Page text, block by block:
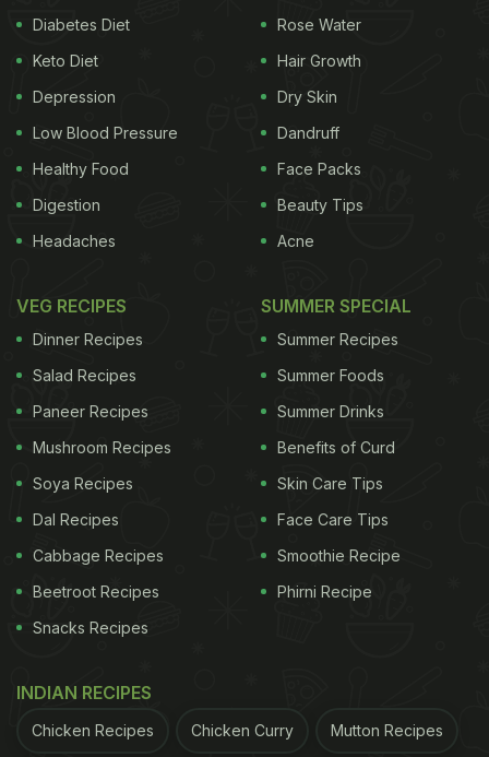
Diabetes Diet
Keto Diet
Depression
Low Blood Pressure
Healthy Food
Digestion
Headaches
Rose Water
Hair Growth
Dry Skin
Dandruff
Face Packs
Beauty Tips
Acne
VEG RECIPES
Dinner Recipes
Salad Recipes
Paneer Recipes
Mushroom Recipes
Soya Recipes
Dal Recipes
Cabbage Recipes
Beetroot Recipes
Snacks Recipes
SUMMER SPECIAL
Summer Recipes
Summer Foods
Summer Drinks
Benefits of Curd
Skin Care Tips
Face Care Tips
Smoothie Recipe
Phirni Recipe
INDIAN RECIPES
Chicken Recipes Chicken Curry Mutton Recipes